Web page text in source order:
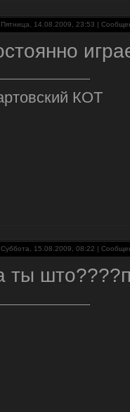
Пятница, 14.08.2009, 23:53 |
КОТ
Суббота, 15.08.2009, 08:22 |
ты